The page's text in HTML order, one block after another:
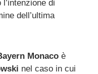
di
dell’ultima
Monaco è
nel caso in cui